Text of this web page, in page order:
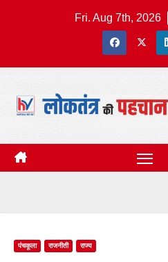
Fri. Aug 7th, 2026
पंचकूला राजनीती राज्य